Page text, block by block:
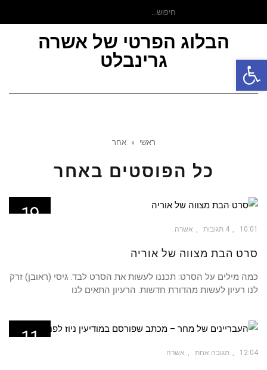
פתח סרגל נגישות
הבלוג הפרטי של אשרה
גרינבלט
ראשי » אחר
כל הפוסטים באחר
19
10:01 4 תגובות אשרה
סרט הבת מצווה של אוריה
כמה מילים על הסרט: תכננו לעשות את הסרט לבד. גיסי (ראובן) זרק
לנו רעיון לעשות מהדורת חדשות. הרעיון התאים לנו
11
12:04 תגובה אחת אשרה